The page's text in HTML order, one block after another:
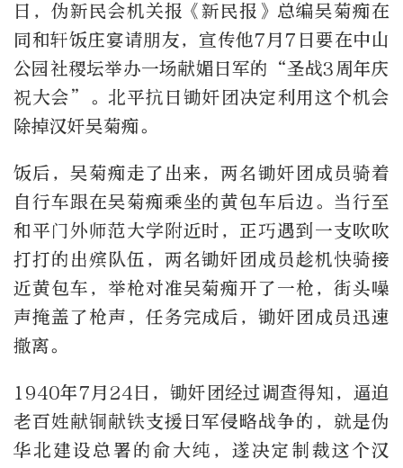
日，伪新民会机关报《新民报》总编吴菊痴在
同和轩饭庄宴请朋友，宣传他7月7日要在中山
公园社稷坛举办一场献媚日军的“圣战3周年庆
祝大会”。北平抗日锄奸团决定利用这个机会
除掉汉奸吴菊痴。
饭后，吴菊痴走了出来，两名锄奸团成员骑着
自行车跟在吴菊痴乘坐的黄包车后边。当行至
和平门外师范大学附近时，正巧遇到一支吹吹
打打的出殡队伍，两名锄奸团成员趁机快骑接
近黄包车，举枪对准吴菊痴开了一枪，街头噪
声掩盖了枪声，任务完成后，锄奸团成员迅速
撤离。
1940年7月24日，锄奸团经过调查得知，逼迫
老百姓献铜献铁支援日军侵略战争的，就是伪
华北建设总署的俞大纯，遂决定制裁这个汉